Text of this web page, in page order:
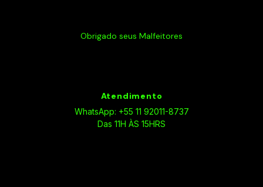
Obrigado seus Malfeitores
Atendimento
WhatsApp: +55 11 92011-8737
Das 11H ÀS 15HRS